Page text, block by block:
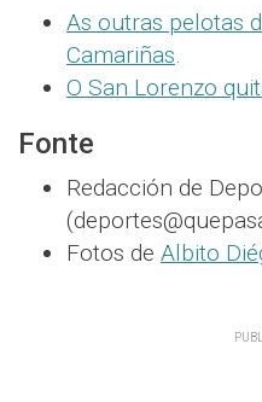
As outras pelotas
Camariñas.
O San Lorenzo
Fonte
Redacción de
Fotos de Albito